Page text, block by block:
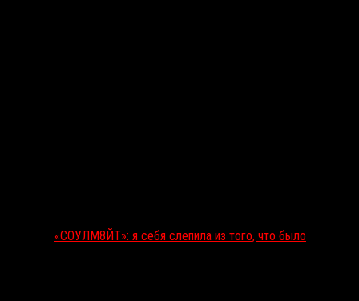
«СОУЛМ8ЙТ»: я себя слепила из того, что было